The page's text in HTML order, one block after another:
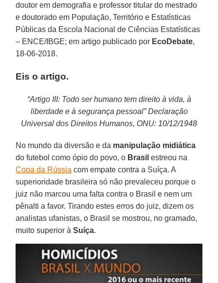
doutor em demografia e professor titular do mestrado
e doutorado em População, Território e Estatísticas
Públicas da Escola Nacional de Ciências Estatísticas
– ENCE/IBGE; em artigo publicado por EcoDebate,
18-06-2018.
Eis o artigo.
“Artigo III: Todo ser humano tem direito à vida, à
liberdade e à segurança pessoal” Declaração
Universal dos Direitos Humanos, ONU: 10/12/1948
No mundo da diversão e da manipulação midiática
do futebol como ópio do povo, o Brasil estreou na
Copa da Rússia com empate contra a Suíça. A
superioridade brasileira só não prevaleceu porque o
juiz não marcou uma falta contra o Brasil e nem um
pênalti a favor. Tirando estes erros do juiz, dizem os
analistas ufanistas, o Brasil se mostrou, no gramado,
muito superior àSuíça.